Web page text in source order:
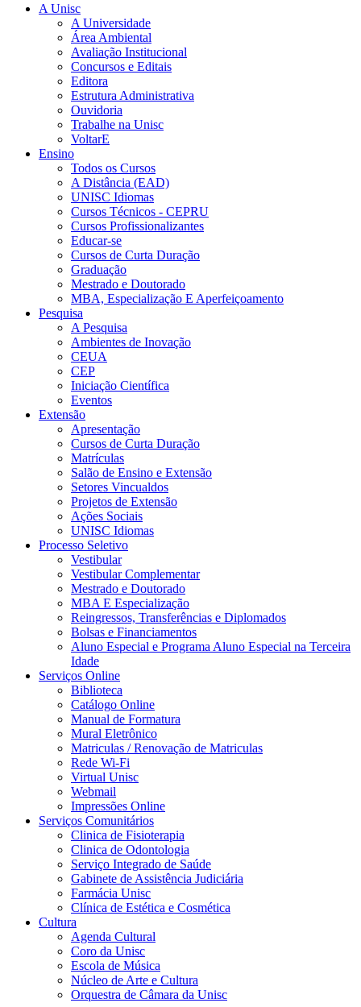
A Unisc
A Universidade
Área Ambiental
Avaliação Institucional
Concursos e Editais
Editora
Estrutura Administrativa
Ouvidoria
Trabalhe na Unisc
VoltarE
Ensino
Todos os Cursos
A Distância (EAD)
UNISC Idiomas
Cursos Técnicos - CEPRU
Cursos Profissionalizantes
Educar-se
Cursos de Curta Duração
Graduação
Mestrado e Doutorado
MBA, Especialização E Aperfeiçoamento
Pesquisa
A Pesquisa
Ambientes de Inovação
CEUA
CEP
Iniciação Científica
Eventos
Extensão
Apresentação
Cursos de Curta Duração
Matrículas
Salão de Ensino e Extensão
Setores Vincualdos
Projetos de Extensão
Ações Sociais
UNISC Idiomas
Processo Seletivo
Vestibular
Vestibular Complementar
Mestrado e Doutorado
MBA E Especialização
Reingressos, Transferências e Diplomados
Bolsas e Financiamentos
Aluno Especial e Programa Aluno Especial na Terceira
Idade
Serviços Online
Biblioteca
Catálogo Online
Manual de Formatura
Mural Eletrônico
Matriculas / Renovação de Matriculas
Rede Wi-Fi
Virtual Unisc
Webmail
Impressões Online
Serviços Comunitários
Clinica de Fisioterapia
Clinica de Odontologia
Serviço Integrado de Saúde
Gabinete de Assistência Judiciária
Farmácia Unisc
Clínica de Estética e Cosmética
Cultura
Agenda Cultural
Coro da Unisc
Escola de Música
Núcleo de Arte e Cultura
Orquestra de Câmara da Unisc